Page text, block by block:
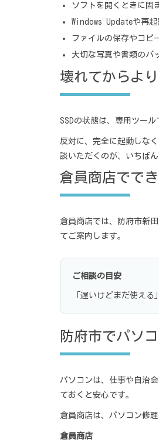
ソフトを開くときに固
Windows Updateや再
ファイルの保存やコピ
大切な写真や書類のバ
壊れてからよ
SSDの状態は、専用ツー
反対に、完全に起動しな
談いただくのが、いちば
倉員商店でで
倉員商店では、防府市新
てご案内します。
ご相談の目安
「遅いけどまだ使え
防府市でパソ
パソコンは、仕事や自治
ておくと安心です。
倉員商店は、パソコン修
倉員商店